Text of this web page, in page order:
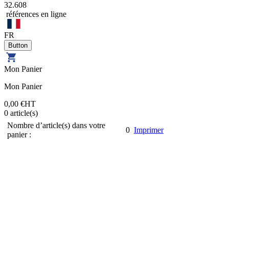
32.608
références en ligne
FR
Mon Panier
Mon Panier
0,00 €HT
0 article(s)
Nombre d’article(s) dans votre
panier :
0 Imprimer